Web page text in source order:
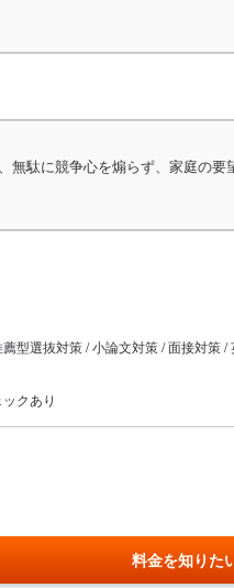
駄に競争心を煽らず、家庭の
型選抜対策 / 小論文対策 / 面接対策 /
クあり
料金を知りた